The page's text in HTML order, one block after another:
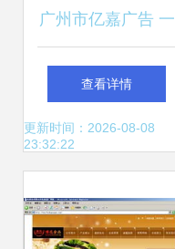
广州市亿嘉广告 一
站式综合广告制作
解决方案，打造城
查看详情
更新时间：2026-08-08
23:32:22